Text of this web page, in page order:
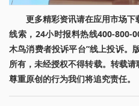
更多精彩资讯请在应用市场下
线索，24小时报料热线400-800-
木鸟消费者投诉平台”线上投诉。
所有，未经授权不得转载。转载
尊重原创的行为我们将追究责任。